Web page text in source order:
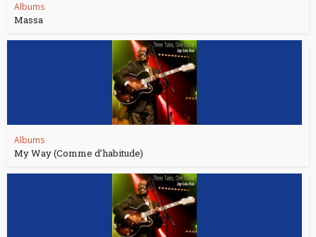
Albums
Massa
Albums
My Way (Comme d’habitude)